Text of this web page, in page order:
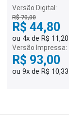
Versão Digital:
R$ 70,00
R$ 44,80
ou 4x de R$ 11,20
Versão Impressa:
R$ 93,00
ou 9x de R$ 10,33